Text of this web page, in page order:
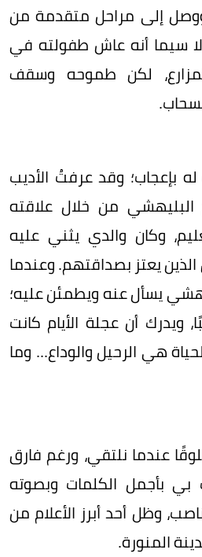
إلى مراحل متقدمة من
لا سيما أنه عاش طفولته في
لكن طموحه وسقف
بإعجاب؛ وقد عرفتُ الأديب
من خلال علاقته
وكان والدي يثني عليه
الذين يعتز بصداقتهم. وعندما
يسأل عنه ويطمئن عليه؛
ويدرك أن عجلة الأيام كانت
هي الرحيل والوداع... وما
عندما نلتقي، ورغم فارق
بي بأجمل الكلمات وبصوته
وظل أحد أبرز الأعلام من
المنورة.